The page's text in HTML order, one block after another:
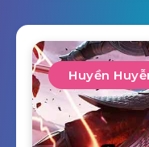
Huyền